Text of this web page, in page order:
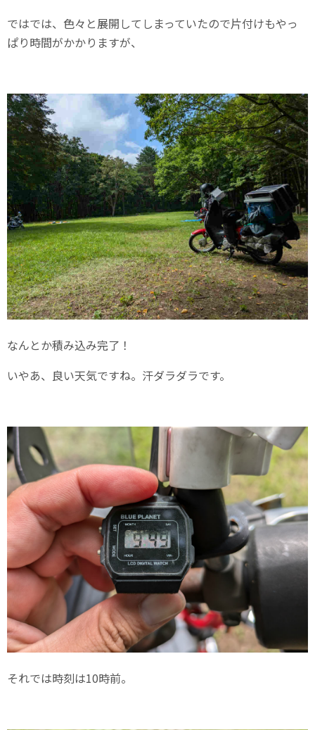
ではでは、色々と展開してしまっていたので片付けもやっ
ぱり時間がかかりますが、
なんとか積み込み完了！
いやあ、良い天気ですね。汗ダラダラです。
それでは時刻は10時前。